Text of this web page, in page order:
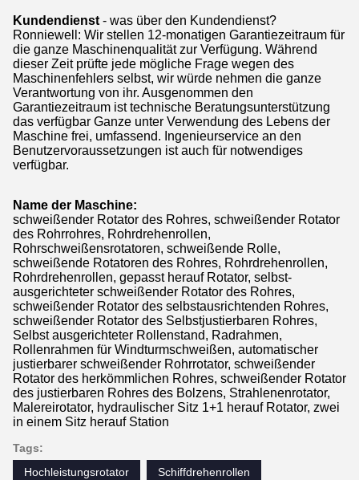
Kundendienst - was über den Kundendienst?
Ronniewell: Wir stellen 12-monatigen Garantiezeitraum für
die ganze Maschinenqualität zur Verfügung. Während
dieser Zeit prüfte jede mögliche Frage wegen des
Maschinenfehlers selbst, wir würde nehmen die ganze
Verantwortung von ihr. Ausgenommen den
Garantiezeitraum ist technische Beratungsunterstützung
das verfügbar Ganze unter Verwendung des Lebens der
Maschine frei, umfassend. Ingenieurservice an den
Benutzervoraussetzungen ist auch für notwendiges
verfügbar.
Name der Maschine:
schweißender Rotator des Rohres, schweißender Rotator
des Rohrrohres, Rohrdrehenrollen,
Rohrschweißensrotatoren, schweißende Rolle,
schweißende Rotatoren des Rohres, Rohrdrehenrollen,
Rohrdrehenrollen, gepasst herauf Rotator, selbst-
ausgerichteter schweißender Rotator des Rohres,
schweißender Rotator des selbstausrichtenden Rohres,
schweißender Rotator des Selbstjustierbaren Rohres,
Selbst ausgerichteter Rollenstand, Radrahmen,
Rollenrahmen für Windturmschweißen, automatischer
justierbarer schweißender Rohrrotator, schweißender
Rotator des herkömmlichen Rohres, schweißender Rotator
des justierbaren Rohres des Bolzens, Strahlenenrotator,
Malereirotator, hydraulischer Sitz 1+1 herauf Rotator, zwei
in einem Sitz herauf Station
Tags:
Hochleistungsrotator
Schiffdrehenrollen